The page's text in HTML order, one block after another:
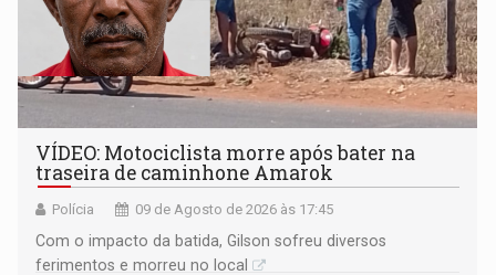
VÍDEO: Motociclista morre após bater na
traseira de caminhone Amarok
Polícia 09 de Agosto de 2026 às 17:45
​Com o impacto da batida, Gilson sofreu diversos
ferimentos e morreu no local